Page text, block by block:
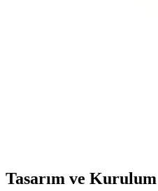
Tasarım ve Kurulum